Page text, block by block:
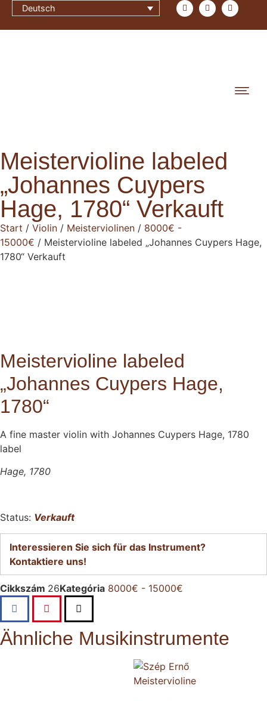
Deutsch
Meistervioline labeled
„Johannes Cuypers
Hage, 1780“ Verkauft
Start / Violin / Meisterviolinen / 8000€ -
15000€ / Meistervioline labeled „Johannes Cuypers Hage,
1780“ Verkauft
Meistervioline labeled
„Johannes Cuypers Hage,
1780“
A fine master violin with Johannes Cuypers Hage, 1780
label
Hage, 1780
Status: Verkauft
Interessieren Sie sich für das Instrument?
Kontaktiere uns!
Cikkszám 26Kategória 8000€ - 15000€
Ähnliche Musikinstrumente